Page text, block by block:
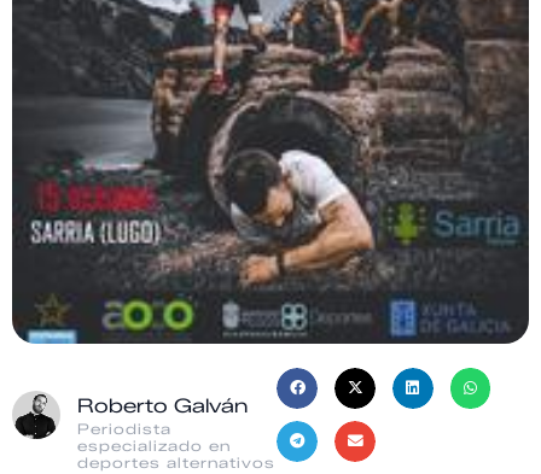
Roberto Galván
Periodista
especializado en
deportes alternativos